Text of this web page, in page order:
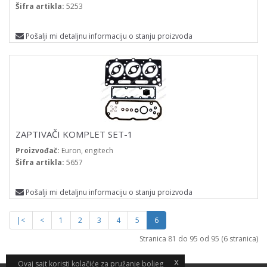
Ovaj sajt koristi kolačiće za pružanje boljeg x
Šifra artikla: 5253
Pošalji mi detaljnu informaciju o stanju proizvoda
ZAPTIVAČI KOMPLET SET-1
Proizvođač: Euron, engitech
Šifra artikla: 5657
Pošalji mi detaljnu informaciju o stanju proizvoda
|< < 1 2 3 4 5
6
Stranica 81 do 95 od 95 (6 stranica)
Ovaj sajt koristi kolačiće za pružanje boljeg x